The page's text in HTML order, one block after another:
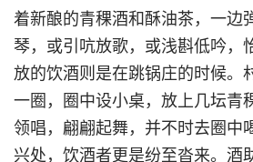
着新酿的青稞酒和酥油茶，一边
琴，或引吭放歌，或浅斟低吟，
放的饮酒则是在跳锅庄的时候。
一圈，圈中设小桌，放上几坛青
领唱，翩翩起舞，并不时去圈中
兴处，饮酒者更是纷至沓来。酒